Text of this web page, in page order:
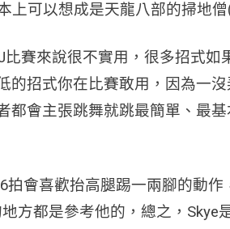
上可以想成是天龍八部的掃地
賽來說很不實用，很多招式
招式你在比賽敢用，因為一
會主張跳舞就跳最簡單、最
會喜歡抬高腿踢一兩腳的動
方都是參考他的，總之，Skye